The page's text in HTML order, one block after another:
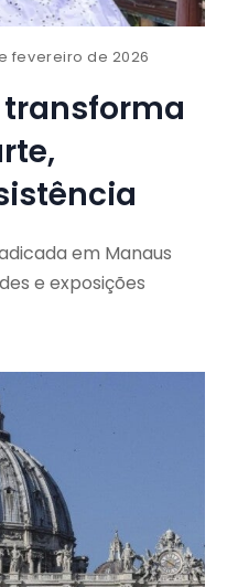
fevereiro de 2026
transforma
em Manaus
e exposições